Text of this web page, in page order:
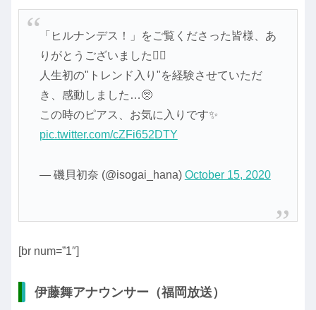
「ヒルナンデス！」をご覧くださった皆様、あ
りがとうございました🙇‍♂️
人生初の"トレンド入り"を経験させていただ
き、感動しました…🥺
この時のピアス、お気に入りです✨
pic.twitter.com/cZFi652DTY
— 磯貝初奈 (@isogai_hana) October 15, 2020
[br num=”1″]
伊藤舞アナウンサー（福岡放送）